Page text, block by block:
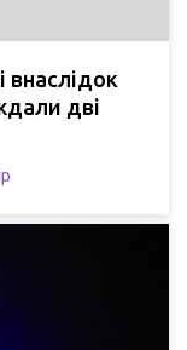
внаслідок
дві